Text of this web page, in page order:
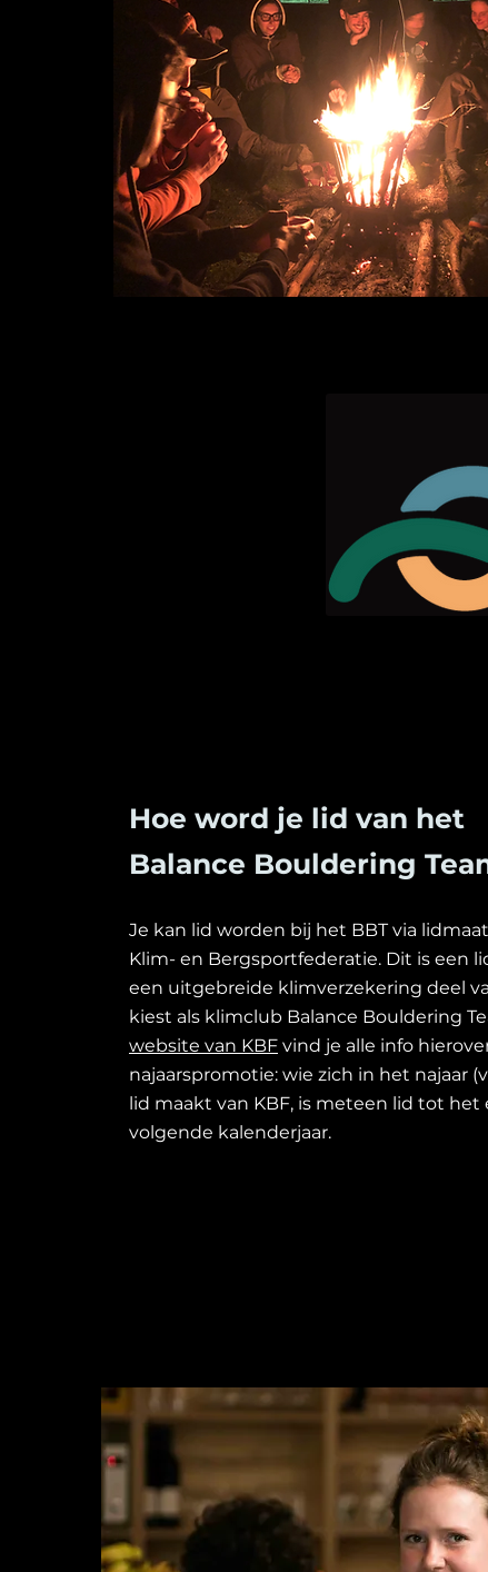
Hoe word je lid van het
Balance Bouldering
Je kan lid worden bij het BBT via
Klim- en Bergsportfederatie. Dit is een
een uitgebreide klimverzekering deel
kiest als klimclub Balance Bouldering
website van KBF vind je alle info
najaarspromotie: wie zich in het najaar
lid maakt van KBF, is meteen lid tot het
volgende kalenderjaar.